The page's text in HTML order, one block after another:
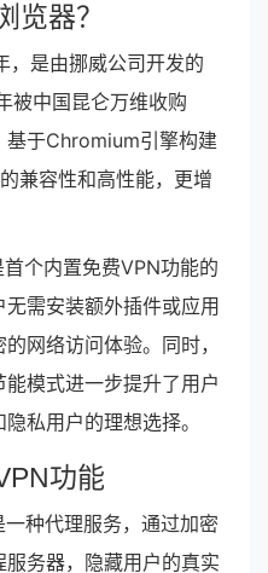
览器？
，是由挪威公司开发的
被中国昆仑万维收购
基于Chromium引擎构建
兼容性和高性能，更增
个内置免费VPN功能的
需安装额外插件或应用
网络访问体验。同时，
模式进一步提升了用户
私用户的理想选择。
功能
种代理服务，通过加密
务器，隐藏用户的真实